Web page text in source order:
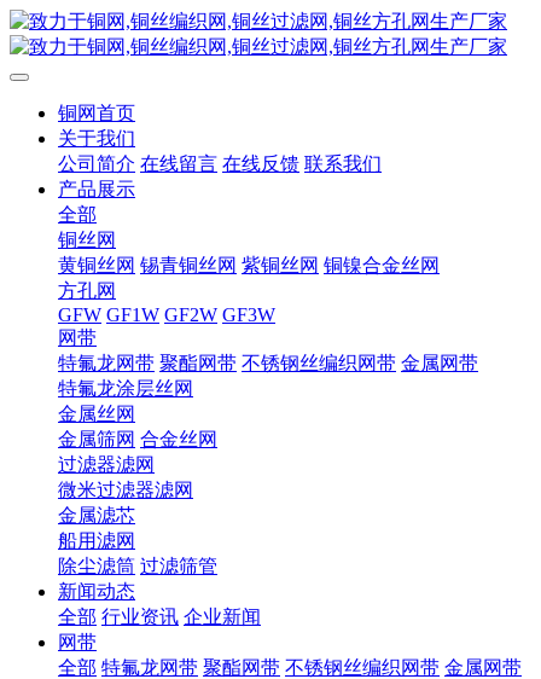
铜网首页
关于我们
公司简介 在线留言 在线反馈 联系我们
产品展示
全部
铜丝网
黄铜丝网 锡青铜丝网 紫铜丝网 铜镍合金丝网
方孔网
GFW GF1W GF2W GF3W
网带
特氟龙网带 聚酯网带 不锈钢丝编织网带 金属网带
特氟龙涂层丝网
金属丝网
金属筛网 合金丝网
过滤器滤网
微米过滤器滤网
金属滤芯
船用滤网
除尘滤筒 过滤筛管
新闻动态
全部 行业资讯 企业新闻
网带
全部 特氟龙网带 聚酯网带 不锈钢丝编织网带 金属网带